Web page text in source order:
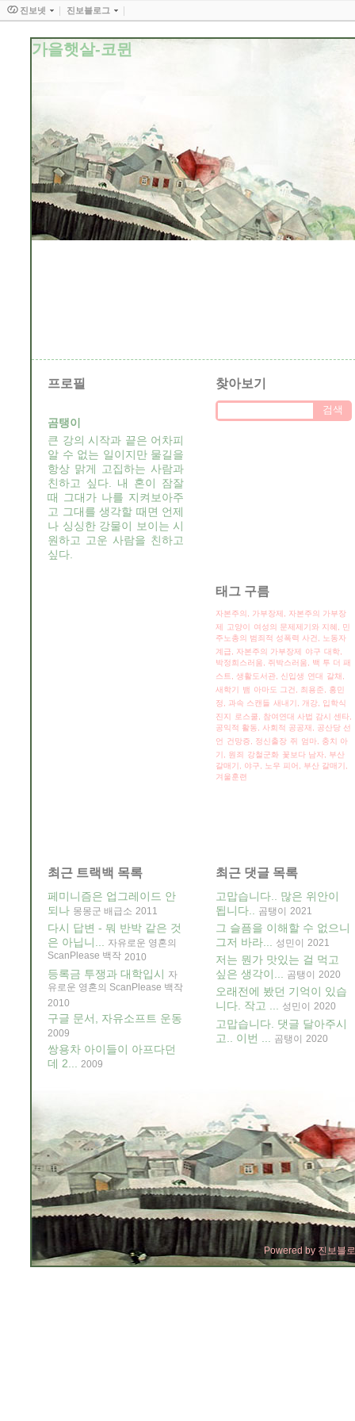
가을햇살-코뮌
프로필
곰탱이
큰 강의 시작과 끝은 어차피
알 수 없는 일이지만 물길을
항상 맑게 고집하는 사람과
친하고 싶다. 내 혼이 잠잘
때 그대가 나를 지켜보아주
고 그대를 생각할 때면 언제
나 싱싱한 강물이 보이는 시
원하고 고운 사람을 친하고
싶다.
찾아보기
태그 구름
자본주의, 가부장제, 자본주의 가부장
제
고양이
여성의 문제제기와 지혜, 민
주노총의 범죄적 성폭력 사건, 노동자
계급, 자본주의 가부장제 야구 대학,
박정희스러움, 쥐박스러움, 백 투 더 패
스트, 생활도서관, 신입생 연대
갈채,
새학기
뱀
아마도 그건, 최용준, 홍민
정, 과속 스캔들 새내기, 개강, 입학식
진지
로스쿨, 참여연대 사법 감시 센타,
공익적 활동, 사회적 공공재, 공산당 선
언
건망증, 정신출장 쥐
엄마, 충치 아
기, 원죄
강철군화 꽃보다 남자, 부산
갈매기, 야구,
노우 피어, 부산 갈매기,
겨울훈련
최근 트랙백 목록
페미니즘은 업그레이드 안
되나 몽몽군 배급소 2011
다시 답변 - 뭐 반박 같은 것
은 아닙니...
자유로운 영혼의
ScanPlease 백작 2010
등록금 투쟁과 대학입시 자
유로운 영혼의 ScanPlease 백작
2010
구글 문서, 자유소프트 운동
2009
쌍용차 아이들이 아프다던
데 2...
2009
최근 댓글 목록
고맙습니다.. 많은 위안이
됩니다..
곰탱이 2021
그 슬픔을 이해할 수 없으니
그저 바라...
성민이 2021
저는 뭔가 맛있는 걸 먹고
싶은 생각이...
곰탱이 2020
오래전에 봤던 기억이 있습
니다. 작고 ... 성민이 2020
고맙습니다. 댓글 달아주시
고.. 이번 ...
곰탱이 2020
Powered by 진보블
진보넷 진보블로그